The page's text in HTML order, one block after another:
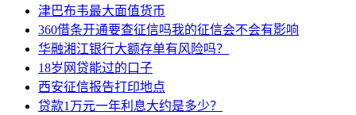
津巴布韦最大面值货币
360借条开通要查征信吗我的征信会不会有影响
华融湘江银行大额存单有风险吗？
18岁网贷能过的口子
西安征信报告打印地点
贷款1万元一年利息大约是多少？